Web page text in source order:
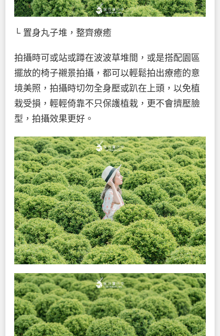
└ 置身丸子堆，整齊療癒
拍攝時可或站或蹲在波波草堆間，或是搭配園區
擺放的椅子襯景拍攝，都可以輕鬆拍出療癒的意
境美照，拍攝時切勿全身壓或趴在上頭，以免植
栽受損，輕輕倚靠不只保護植栽，更不會擠壓臉
型，拍攝效果更好。